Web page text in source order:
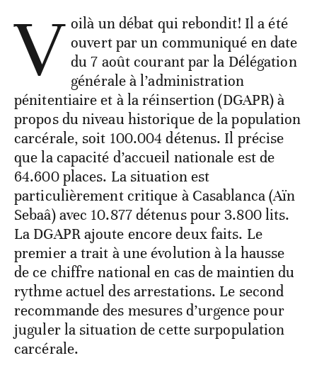
V oilà un débat qui rebondit! Il a été
ouvert par un communiqué en date
du 7 août courant par la Délégation
générale à l’administration
pénitentiaire et à la réinsertion (DGAPR) à
propos du niveau historique de la population
carcérale, soit 100.004 détenus. Il précise
que la capacité d’accueil nationale est de
64.600 places. La situation est
particulièrement critique à Casablanca (Aïn
Sebaâ) avec 10.877 détenus pour 3.800 lits.
La DGAPR ajoute encore deux faits. Le
premier a trait à une évolution à la hausse
de ce chiffre national en cas de maintien du
rythme actuel des arrestations. Le second
recommande des mesures d’urgence pour
juguler la situation de cette surpopulation
carcérale.